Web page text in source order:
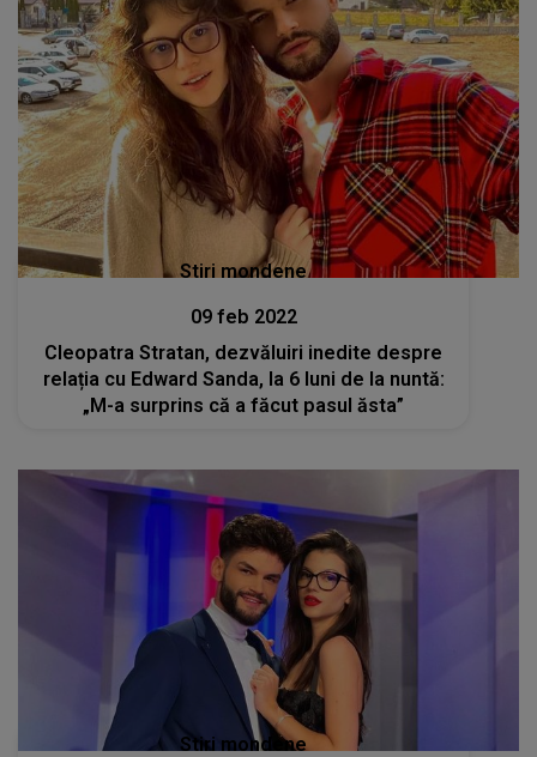
Stiri mondene
09 feb 2022
Cleopatra Stratan, dezvăluiri inedite despre
relația cu Edward Sanda, la 6 luni de la nuntă:
„M-a surprins că a făcut pasul ăsta”
Stiri mondene